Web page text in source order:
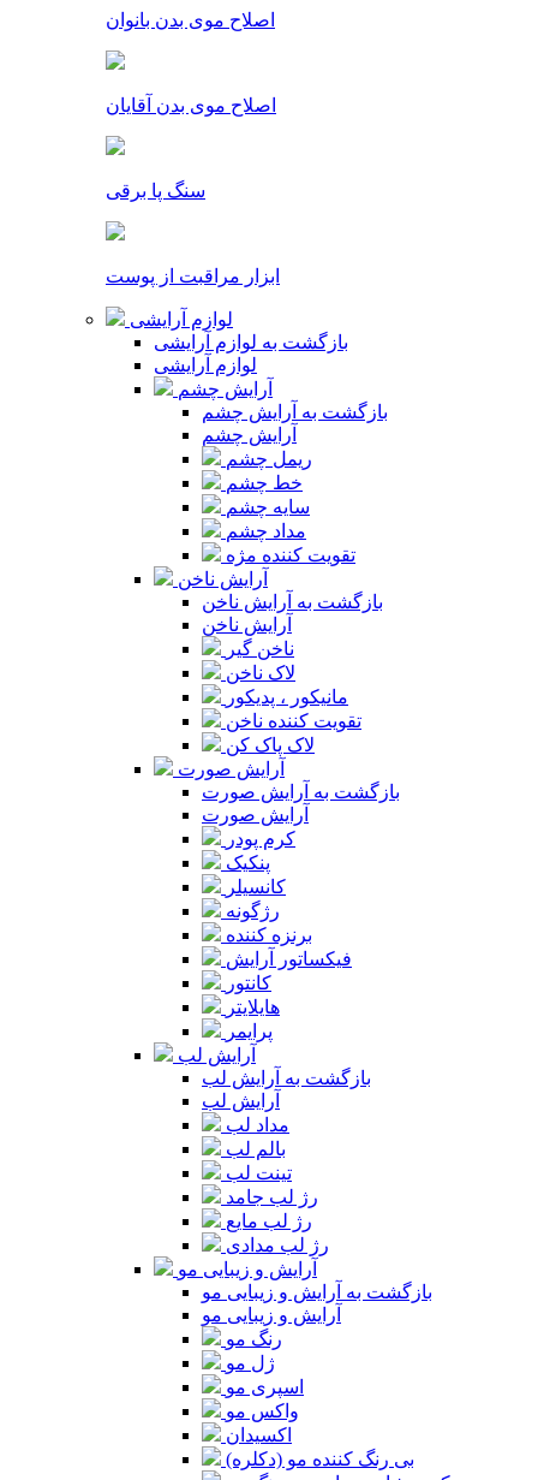
اصلاح موی بدن بانوان
اصلاح موی بدن آقایان
سنگ پا برقی
ابزار مراقبت از پوست
لوازم آرایشی
بازگشت به لوازم آرایشی
لوازم آرایشی
آرایش چشم
بازگشت به آرایش چشم
آرایش چشم
ریمل چشم
خط چشم
سایه چشم
مداد چشم
تقویت کننده مژه
آرایش ناخن
بازگشت به آرایش ناخن
آرایش ناخن
ناخن گیر
لاک ناخن
مانیکور ، پدیکور
تقویت کننده ناخن
لاک پاک کن
آرایش صورت
بازگشت به آرایش صورت
آرایش صورت
کرم پودر
پنکیک
کانسیلر
رژگونه
برنزه کننده
فیکساتور آرایش
کانتور
هایلایتر
پرایمر
آرایش لب
بازگشت به آرایش لب
آرایش لب
مداد لب
بالم لب
تینت لب
رژ لب جامد
رژ لب مایع
رژ لب مدادی
آرایش و زیبایی مو
بازگشت به آرایش و زیبایی مو
آرایش و زیبایی مو
رنگ مو
ژل مو
اسپری مو
واکس مو
اکسیدان
بی رنگ کننده مو (دکلره)